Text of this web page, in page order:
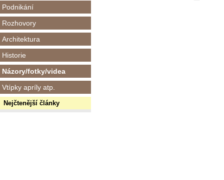
Podnikání
Rozhovory
Architektura
Historie
Názory/fotky/videa
Vtípky apríly atp.
Nejčtenější články